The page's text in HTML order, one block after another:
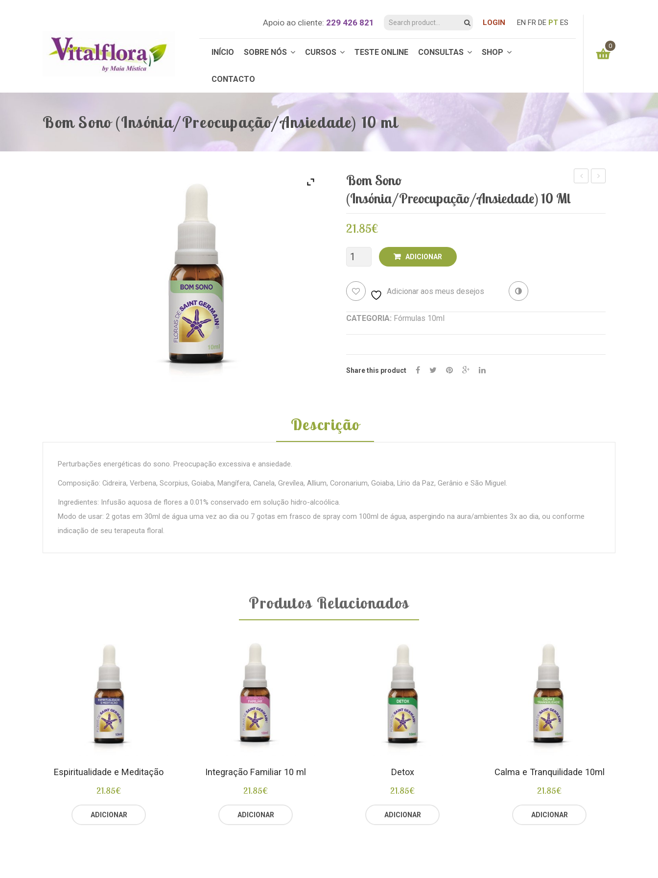
Apoio ao cliente: 229 426 821 LOGIN EN FR DE PT ES
INÍCIO SOBRE NÓS CURSOS TESTE ONLINE CONSULTAS SHOP
CONTACTO
0
0.00 €
Bom Sono (Insónia/Preocupação/Ansiedade) 10 ml
Bom Sono
(Insónia/Preocupação/Ansiedade) 10 Ml
21.85€
Quantidade
Bom
Sono
ml
ADICIONAR
Adicionar aos meus desejos
CATEGORIA: Fórmulas 10ml
Share this product
Descrição
Perturbações energéticas do sono. Preocupação excessiva e ansiedade.
Composição: Cidreira, Verbena, Scorpius, Goiaba, Mangífera, Canela, Grevílea, Allium, Coronarium, Goiaba, Lírio da Paz, Gerânio e São Miguel.
Ingredientes: Infusão aquosa de flores a 0.01% conservado em solução hidro-alcoólica.
Modo de usar: 2 gotas em 30ml de água uma vez ao dia ou 7 gotas em frasco de spray com 100ml de água, aspergindo na aura/ambientes 3x ao dia, ou conforme
indicação de seu terapeuta floral.
Produtos Relacionados
Espiritualidade e Meditação
21.85€
ADICIONAR
Integração Familiar 10 ml
21.85€
ADICIONAR
Detox
21.85€
ADICIONAR
Calma e Tranquilidade 10ml
21.85€
ADICIONAR